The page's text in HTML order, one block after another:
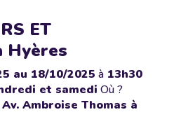
ET
Hyères
au 18/10/2025 à 13h30
et samedi Où ?
Ambroise Thomas à